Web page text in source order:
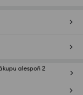
alespoň 2